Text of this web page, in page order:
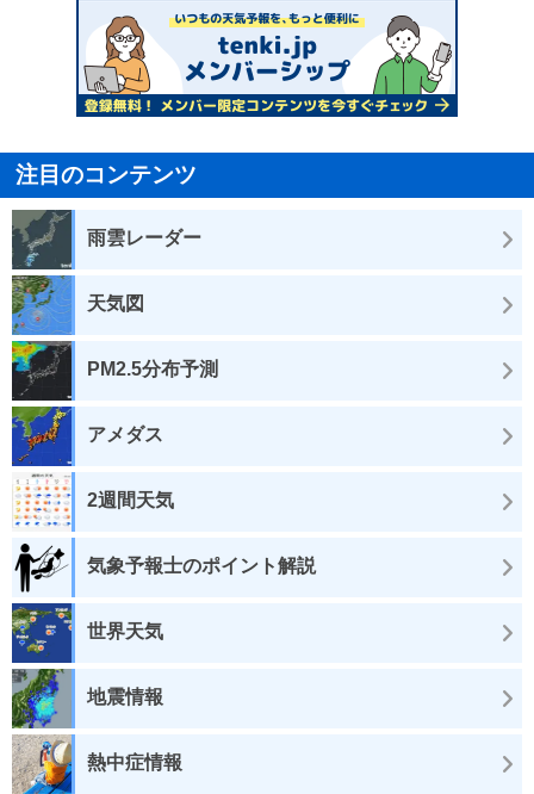
注目のコンテンツ
雨雲レーダー
天気図
PM2.5分布予測
アメダス
2週間天気
気象予報士のポイント解説
世界天気
地震情報
熱中症情報